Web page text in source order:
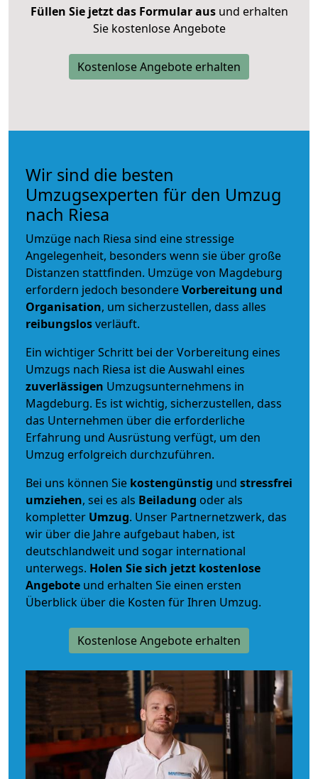
Füllen Sie jetzt das Formular ausund erhalten
Sie kostenlose Angebote
Kostenlose Angebote erhalten
Wir sind die besten
Umzugsexperten für den Umzug
nach Riesa
Umzüge nach Riesa sind eine stressige
Angelegenheit, besonders wenn sie über große
Distanzen stattfinden. Umzüge von Magdeburg
erfordern jedoch besondereVorbereitung und
Organisation, um sicherzustellen, dass alles
reibungslosverläuft.
Ein wichtiger Schritt bei der Vorbereitung eines
Umzugs nach Riesa ist die Auswahl eines
zuverlässigen Umzugsunternehmens in
Magdeburg. Es ist wichtig, sicherzustellen, dass
das Unternehmen über die erforderliche
Erfahrung und Ausrüstung verfügt, um den
Umzug erfolgreich durchzuführen.
Bei uns können Sie kostengünstig und stressfrei
umziehen, sei es als Beiladung oder als
kompletter Umzug. Unser Partnernetzwerk, das
wir über die Jahre aufgebaut haben, ist
deutschlandweit und sogar international
unterwegs. Holen Sie sich jetzt kostenlose
Angebote und erhalten Sie einen ersten
Überblick über die Kosten für Ihren Umzug.
Kostenlose Angebote erhalten